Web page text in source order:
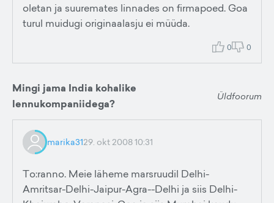
oletan ja suuremates linnades on firmapoed. Goa
turul muidugi originaalasju ei müüda.
0 0
Mingi jama India kohalike
lennukompaniidega?
Üldfoorum
marika3129. okt 2008 10:31
To:ranno. Meie läheme marsruudil Delhi-
Amritsar-Delhi-Jaipur-Agra--Delhi ja siis Delhi-